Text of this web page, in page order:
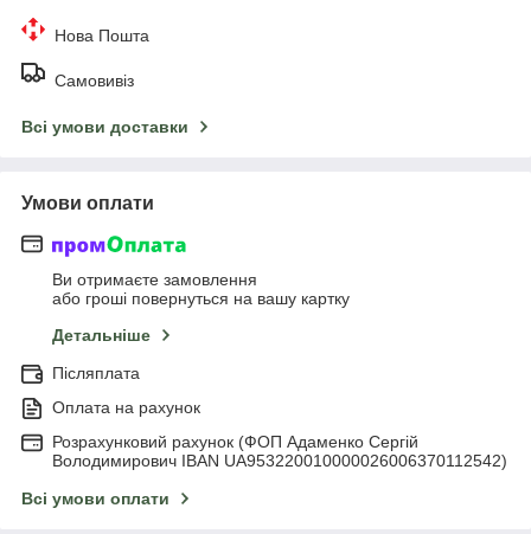
Нова Пошта
Самовивіз
Всі умови доставки
Умови оплати
Ви отримаєте замовлення
або гроші повернуться на вашу картку
Детальніше
Післяплата
Оплата на рахунок
Розрахунковий рахунок (ФОП Адаменко Сергій
Володимирович IBAN UA953220010000026006370112542)
Всі умови оплати